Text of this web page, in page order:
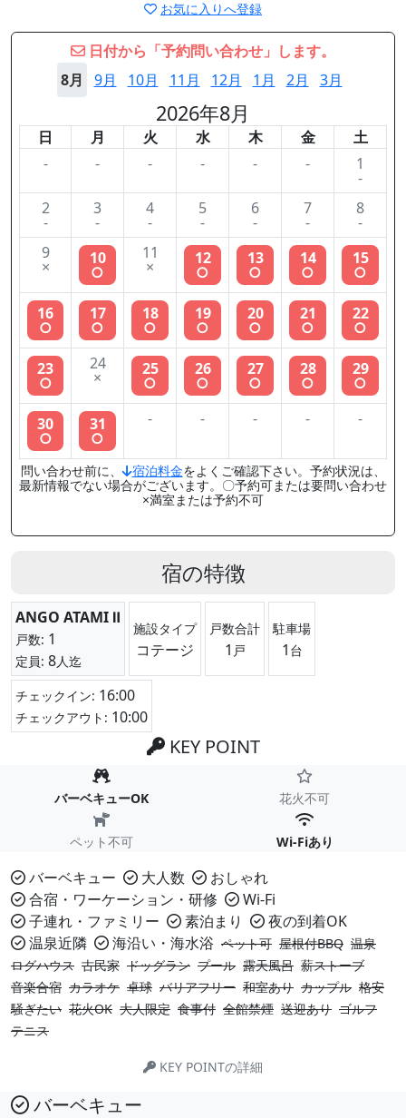
お気に入りへ登録
日付から「予約問い合わせ」します。
8月
9月 10月 11月 12月 1月 2月 3月
2026年8月
日 月 火 水 木 金
土
-
- - - - - 1
-
2
-
3
-
4
-
5
-
6
-
7
-
8
-
9
× 10
○
11
× 12
○
13
○
14
○
15
○
16
○
17
○
18
○
19
○
20
○
21
○
22
○
23
○
24
× 25
○
26
○
27
○
28
○
29
○
30
○
31
○
- - - - -
問い合わせ前に、 宿泊料金をよくご確認下さい。予約状況は、
最新情報でない場合がございます。〇予約可または要問い合わせ
×満室または予約不可
宿の特徴
ANGO ATAMI Ⅱ
戸数: 1
定員: 8人迄
施設タイプ
コテージ
戸数合計
1 戸
駐車場
1 台
チェックイン: 16:00
チェックアウト: 10:00
KEY POINT
バーベキューOK 花火不可
ペット不可 Wi-Fiあり
バーベキュー 大人数
おしゃれ
合宿・ワーケーション・研修
Wi-Fi
子連れ・ファミリー
素泊まり
夜の到着OK
温泉近隣
海沿い・海水浴 ペット可 屋根付BBQ 温泉
ログハウス 古民家 ドッグラン プール 露天風呂 薪ストーブ
音楽合宿 カラオケ 卓球 バリアフリー 和室あり カップル 格安
騒ぎたい 花火OK 大人限定 食事付 全館禁煙 送迎あり ゴルフ
テニス
KEY POINTの詳細
バーベキュー